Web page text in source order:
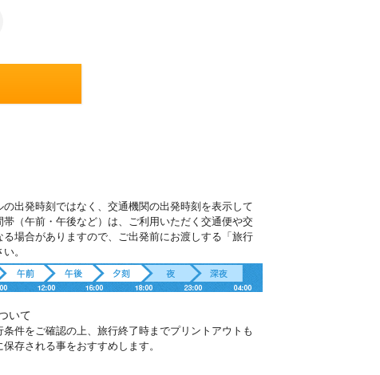
の出発時刻ではなく、交通機関の出発時刻を表示して
（午前・午後など）は、ご利用いただく交通便や交
場合がありますので、ご出発前にお渡しする「旅行
。
いて
件をご確認の上、旅行終了時までプリントアウトも
存される事をおすすめします。